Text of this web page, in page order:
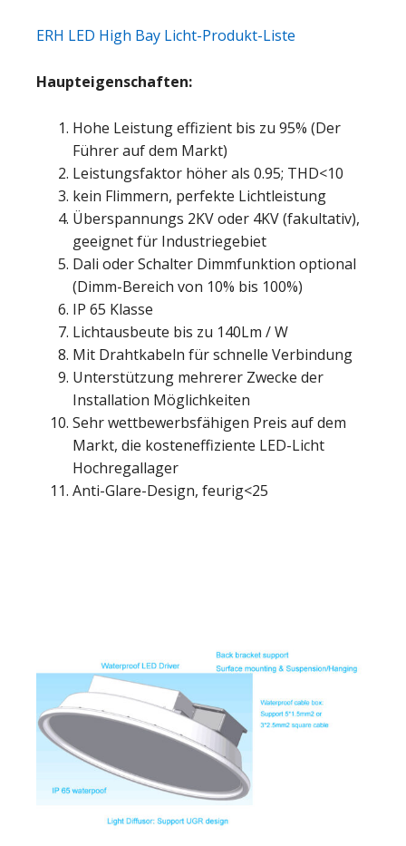
ERH LED High Bay Licht-Produkt-Liste
Haupteigenschaften:
Hohe Leistung effizient bis zu 95% (Der
Führer auf dem Markt)
Leistungsfaktor höher als 0.95; THD<10
kein Flimmern, perfekte Lichtleistung
Überspannungs 2KV oder 4KV (fakultativ),
geeignet für Industriegebiet
Dali oder Schalter Dimmfunktion optional
(Dimm-Bereich von 10% bis 100%)
IP 65 Klasse
Lichtausbeute bis zu 140Lm / W
Mit Drahtkabeln für schnelle Verbindung
Unterstützung mehrerer Zwecke der
Installation Möglichkeiten
Sehr wettbewerbsfähigen Preis auf dem
Markt, die kosteneffiziente LED-Licht
Hochregallager
Anti-Glare-Design, feurig<25